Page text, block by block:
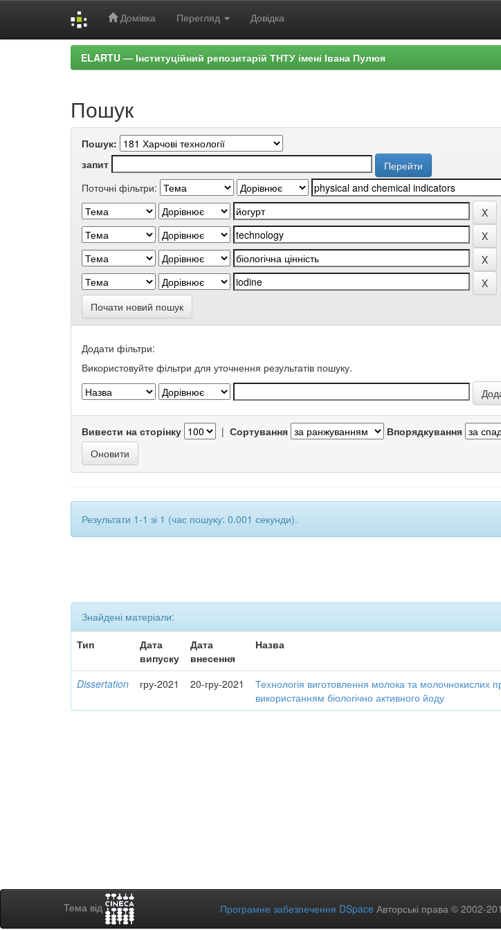
Домівка Перегляд Довідка
ELARTU — Інституційний репозитарій ТНТУ імені Івана Пулюя
Пошук
Пошук:
запит
Поточні фільтри:
Почати новий пошук
Додати фільтри:
Використовуйте фільтри для уточнення результатів пошуку.
Вивести на сторінку | Сортування Впорядкування
Результати 1-1 зі 1 (час пошуку: 0.001 секунди).
Знайдені матеріали:
Тип
Дата
випуску
Дата
внесення
Назва
Dissertation гру-2021 20-гру-2021
Технологія виготовлення молока та молочнокислих
використанням біологічно активного йоду
Тема від Програмне забезпечення DSpace Авторські права © 2002-